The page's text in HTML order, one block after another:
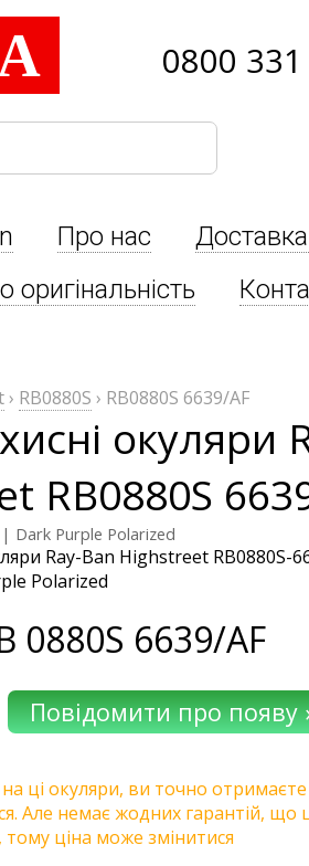
0800
Про нас
оригінальність
› RB0880S › RB0880S 6639/AF
окуляри
RB0880S
Dark Purple Polarized
0880S 6639/AF
ці окуляри, ви точно
Але немає жодних гарантій, що
ціна може змінитися